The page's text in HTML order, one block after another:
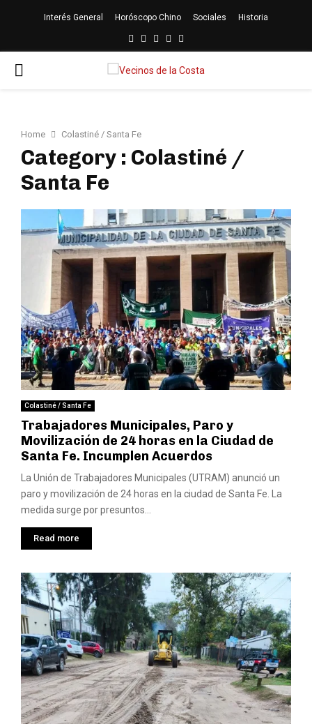
Interés General Horóscopo Chino Sociales Historia
Facebook
TwitterLinkedinYoutube
PRIMARY
Home Colastiné / Santa Fe
Category : Colastiné /
Santa Fe
Colastiné / Santa Fe
Trabajadores Municipales, Paro y
Movilización de 24 horas en la Ciudad de
Santa Fe. Incumplen Acuerdos
La Unión de Trabajadores Municipales (UTRAM) anunció un
paro y movilización de 24 horas en la ciudad de Santa Fe. La
medida surge por presuntos...
Read more